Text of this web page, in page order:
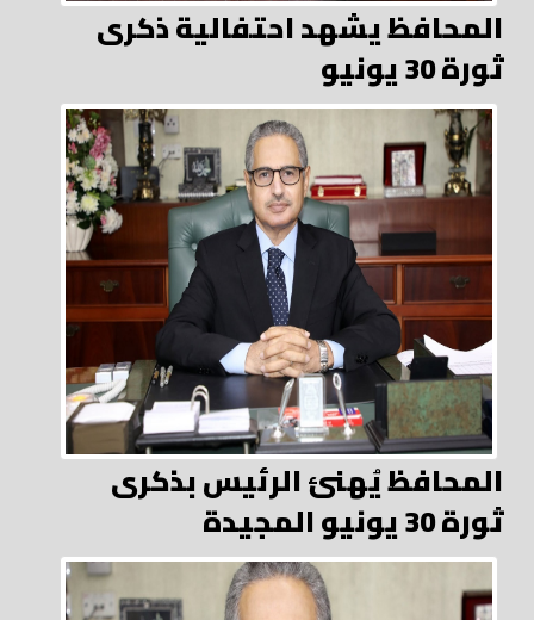
المحافظ يشهد احتفالية ذكرى
ثورة 30 يونيو
المحافظ يُهنئ الرئيس بذكرى
ثورة 30 يونيو المجيدة